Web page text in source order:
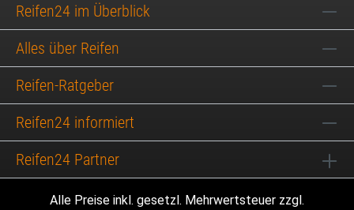
Reifen24 im Überblick
Alles über Reifen
Reifen-Ratgeber
Reifen24 informiert
Reifen24 Partner
Alle Preise inkl. gesetzl. Mehrwertsteuer zzgl.